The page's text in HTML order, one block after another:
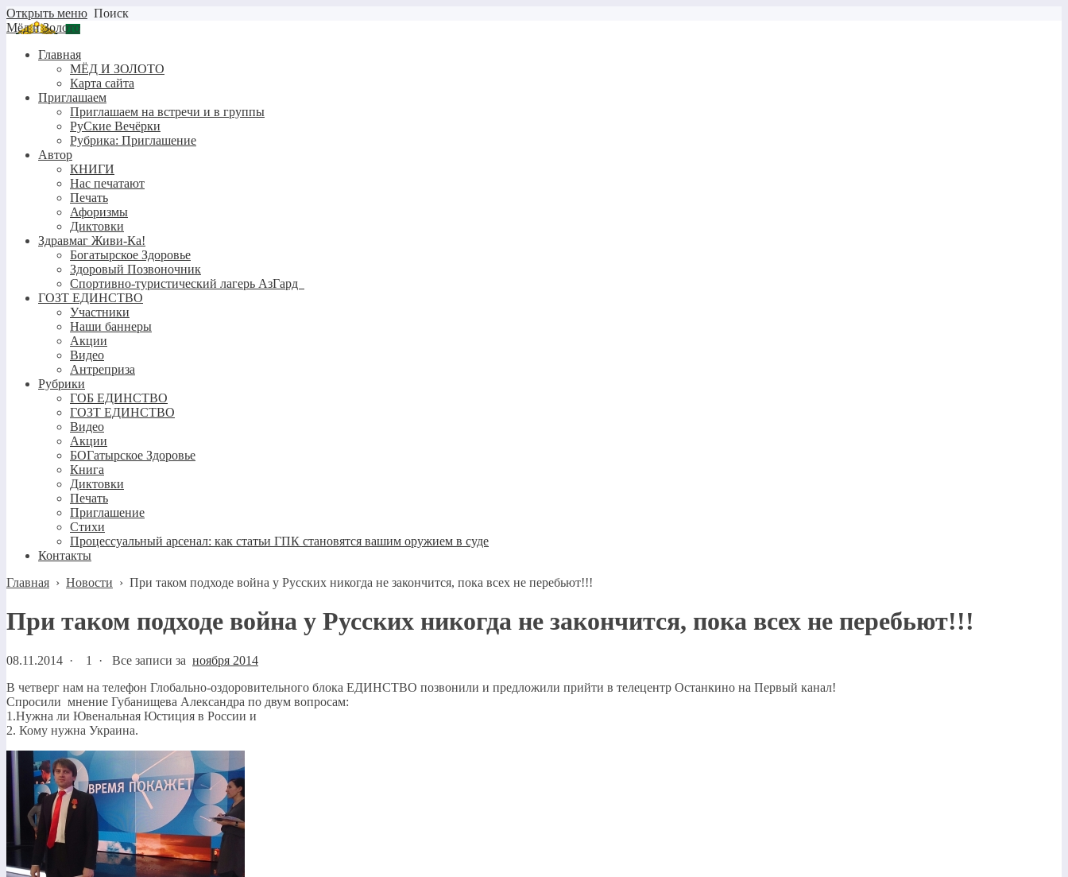
Открыть меню Поиск
Мёд и Золото
Главная
МЁД И ЗОЛОТО
Карта сайта
Приглашаем
Приглашаем на встречи и в группы
РуСкие Вечёрки
Рубрика: Приглашение
Автор
КНИГИ
Нас печатают
Печать
Афоризмы
Диктовки
Здравмаг Живи-Ка!
Богатырское Здоровье
Здоровый Позвоночник
Спортивно-туристический лагерь АзГард
ГОЗТ ЕДИНСТВО
Участники
Наши баннеры
Акции
Видео
Антреприза
Рубрики
ГОБ ЕДИНСТВО
ГОЗТ ЕДИНСТВО
Видео
Акции
БОГатырское Здоровье
Книга
Диктовки
Печать
Приглашение
Стихи
Процессуальный арсенал: как статьи ГПК становятся вашим оружием в суде
Контакты
Главная › Новости › При таком подходе война у Русских никогда не закончится, пока всех не перебьют!!!
При таком подходе война у Русских никогда не закончится, пока всех не перебьют!!!
08.11.2014 · 1 · Все записи за ноября 2014
В четверг нам на телефон Глобально-оздоровительного блока ЕДИНСТВО позвонили и предложили прийти в телецентр Останкино на Первый канал!
Спросили мнение Губанищева Александра по двум вопросам:
1.Нужна ли Ювенальная Юстиция в России и
2. Кому нужна Украина.